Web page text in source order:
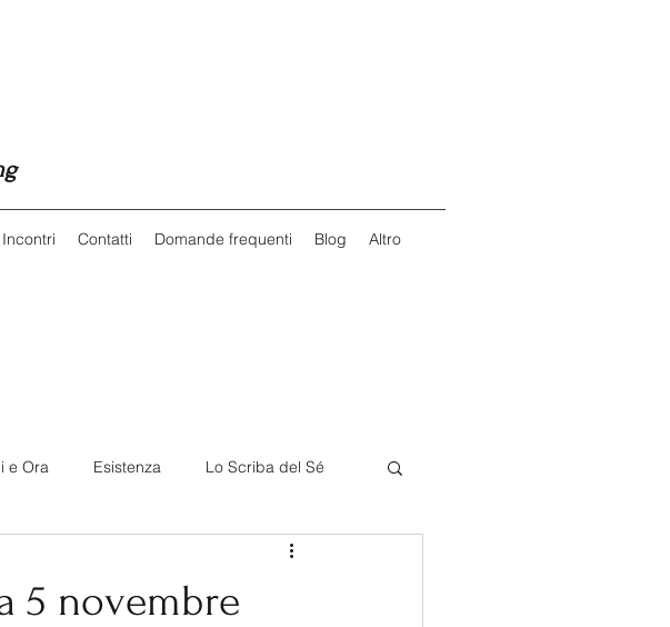
Contatti Domande frequenti Blog Altro
e Ora Esistenza Lo Scriba del Sé
5 novembre